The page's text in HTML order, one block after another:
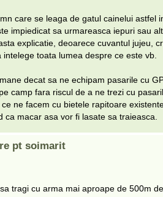
care se leaga de gatul cainelui astfel
impiedicat sa urmareasca iepuri sau
explicatie, deoarece cuvantul jujeu,
toata lumea despre ce este vb.
decat sa ne echipam pasarile cu
camp fara riscul de a ne trezi cu
ne facem cu bietele rapitoare
ca macar asa vor fi lasate sa traieasca.
pt soimarit
tragi cu arma mai aproape de 500m